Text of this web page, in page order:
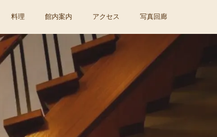
料理 館内案内 アクセス 写真回廊